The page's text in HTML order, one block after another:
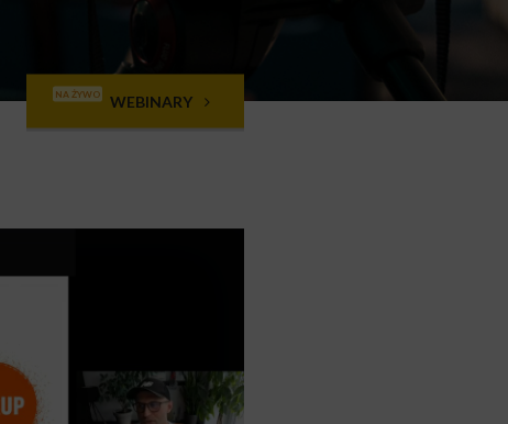
NA ŻYWO WEBINARY